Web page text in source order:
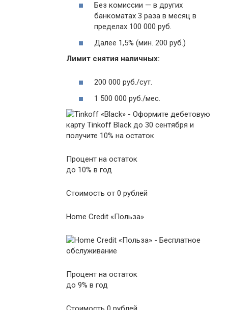
Без комиссии — в других
банкоматах 3 раза в месяц в
пределах 100 000 руб.
Далее 1,5% (мин. 200 руб.)
Лимит снятия наличных:
200 000 руб./сут.
1 500 000 руб./мес.
Процент на остаток
до 10% в год
Стоимость от 0 рублей
Home Credit «Польза»
Процент на остаток
до 9% в год